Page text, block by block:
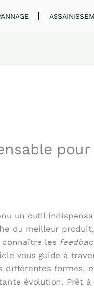
un outil
du meilleur
connaître les
vous guide à
différentes formes,
évolution. Prêt à